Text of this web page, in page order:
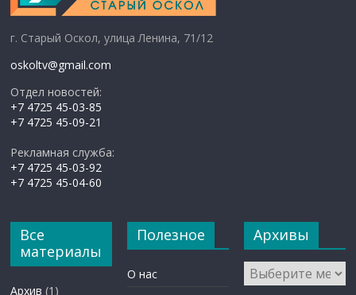
г. Старый Оскол, улица Ленина, 71/12
oskoltv@gmail.com
Отдел новостей:
+7 4725 45-03-85
+7 4725 45-09-21
Рекламная служба:
+7 4725 45-03-92
+7 4725 45-04-60
Все
материалы
Архив (1)
Полезное
О нас
Архивы
Архивы